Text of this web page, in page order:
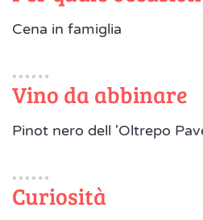
Cena in famiglia
Vino da abbinare
Pinot nero dell 'Oltrepo
Curiosità